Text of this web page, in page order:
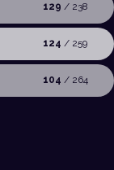
129 / 238
124 / 259
104 / 264